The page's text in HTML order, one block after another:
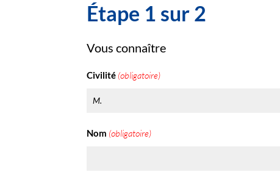
Étape 1 sur 2
Vous connaître
Civilité (obligatoire)
Nom (obligatoire)